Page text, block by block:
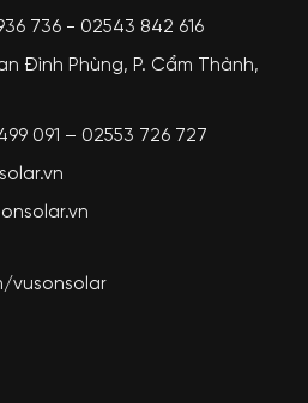
736 - 02543 842 616
Đình Phùng, P. Cẩm Thành,
091 – 02553 726 727
vusonsolar